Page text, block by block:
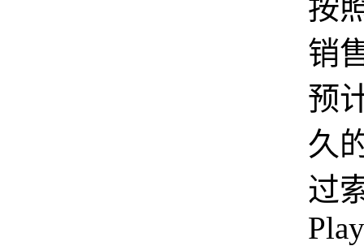
按
销
预
久
过